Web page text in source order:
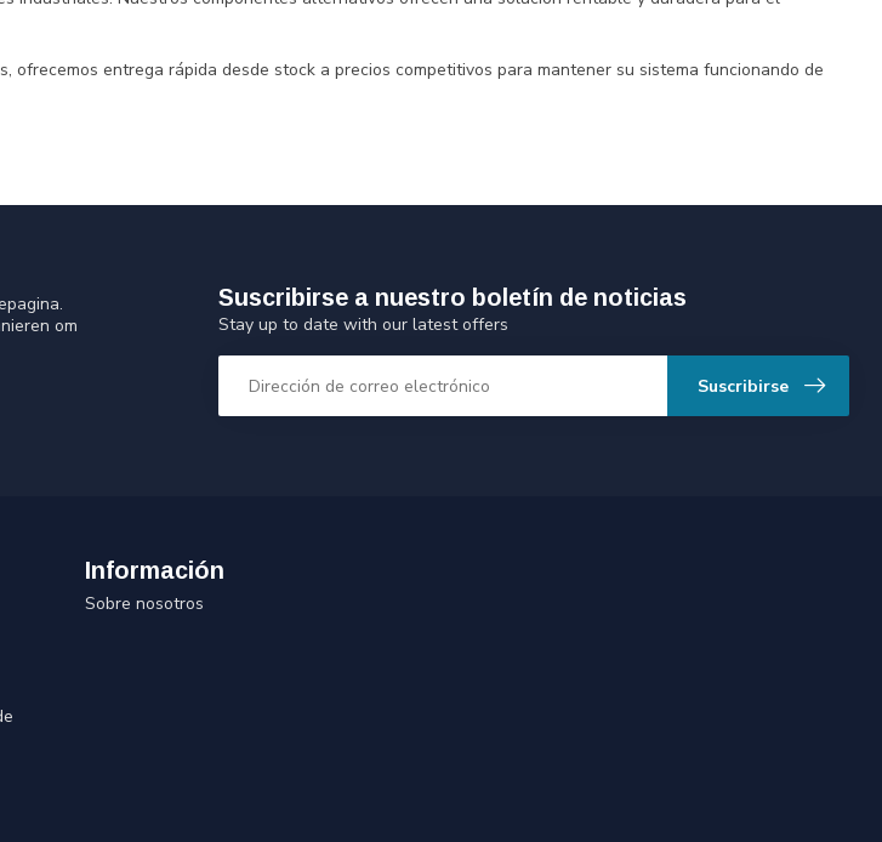
entrega rápida desde stock a precios competitivos para mantener su sistema funcionando de
om
Suscribirse a nuestro boletín de noticias
Stay up to date with our latest offers
Suscribirse
Información
Sobre nosotros